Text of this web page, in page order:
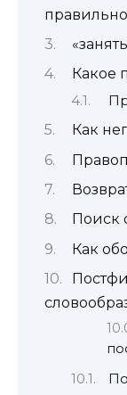
Какое
Как
Поиск
Как